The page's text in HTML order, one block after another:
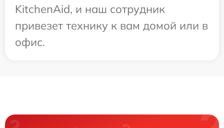
KitchenAid, и наш сотрудник
привезет технику к вам домой или в
офис.